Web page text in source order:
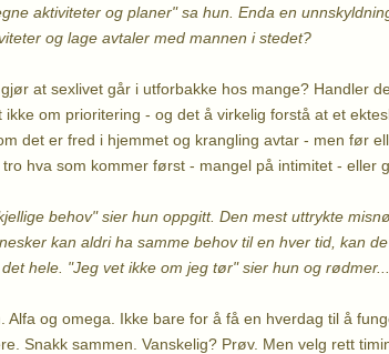
aktiviteter og planer" sa hun. Enda en
og lage avtaler med mannen i stedet?
at sexlivet går i utforbakke hos mange? Handler
ikke om prioritering - og det å virkelig forstå at et
det er fred i hjemmet og krangling avtar - men før
hva som kommer først - mangel på intimitet - eller
behov" sier hun oppgitt. Den mest uttrykte
kan aldri ha samme behov til en hver tid, kan
hele. "Jeg vet ikke om jeg tør" sier hun og rødmer....
Alfa og omega. Ikke bare for å få en hverdag til å
Snakk sammen. Vanskelig? Prøv. Men velg rett